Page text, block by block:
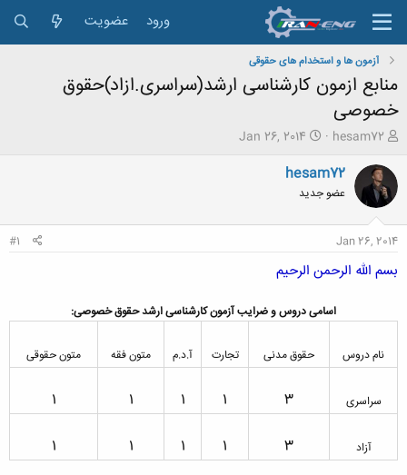
ورود عضویت
آزمون ها و استخدام های حقوقی
منابع ازمون کارشناسی ارشد(سراسری.ازاد)حقوق
خصوصی
ش
و
ع
ک
ه
ض
ع
hesam72
ت
ر
خ
ع
Jan 26, 2014
hesam72
عضو جدید
Jan 26, 2014
#1
بسم الله الرحمن الرحیم
اسامی دروس و ضرایب آزمون کارشناسی ارشد حقوق خصوصی:
نام دروس حقوق مدنی تجارت آ.د.م متون فقه متون حقوقی
سراسری 3​
1​
1​
1​
1​
آزاد 3​
1​
1​
1​
1​